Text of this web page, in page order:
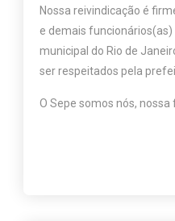
Nossa reivindicação é
e demais
municipal do Rio de
ser respeitados pela
O Sepe somos nós, nossa